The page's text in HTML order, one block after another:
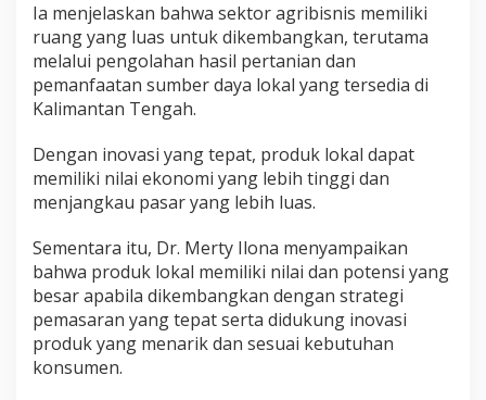
Ia menjelaskan bahwa sektor agribisnis memiliki
ruang yang luas untuk dikembangkan, terutama
melalui pengolahan hasil pertanian dan
pemanfaatan sumber daya lokal yang tersedia di
Kalimantan Tengah.
Dengan inovasi yang tepat, produk lokal dapat
memiliki nilai ekonomi yang lebih tinggi dan
menjangkau pasar yang lebih luas.
Sementara itu, Dr. Merty Ilona menyampaikan
bahwa produk lokal memiliki nilai dan potensi yang
besar apabila dikembangkan dengan strategi
pemasaran yang tepat serta didukung inovasi
produk yang menarik dan sesuai kebutuhan
konsumen.